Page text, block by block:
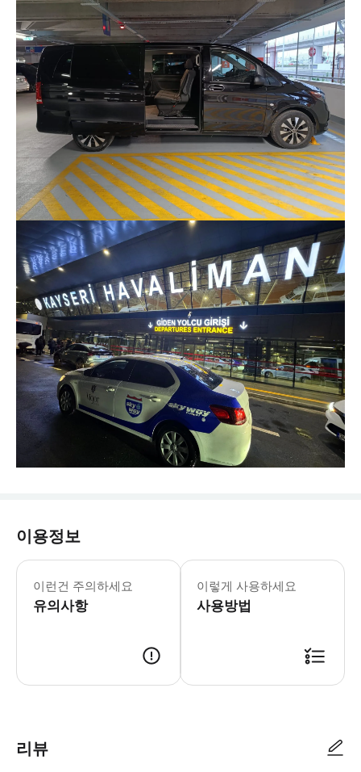
이용정보
이런건 주의하세요
유의사항
- 출발 경로 & 일정 * 항공편은 운항
- 이용요건 * 만 0-2세는 무료로 이동
- 예약확정 * 예약 후 확정 여부를 바
이렇게 사용하세요
사용방법
리뷰